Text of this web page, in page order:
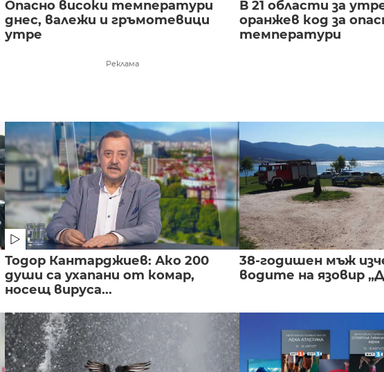
Опасно високи температури
днес, валежи и гръмотевици
утре
В 21 области за
оранжев код за
температури
Реклама
Тодор Кантарджиев: Ако 200
души са ухапани от комар,
носещ вируса...
38-годишен мъж
водите на язовир